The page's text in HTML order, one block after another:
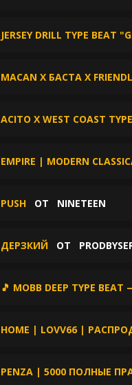
JERSEY DRILL TYPE BEAT
MACAN X БАСТА X
ACITO X WEST COAST
EMPIRE | MODERN
PUSH ОТ NINETEEN
ДЕРЗКИЙ ОТ
🎵 MOBB DEEP TYPE
HOME | LOVV66 |
PENZA | 5000 ПОЛНЫЕ